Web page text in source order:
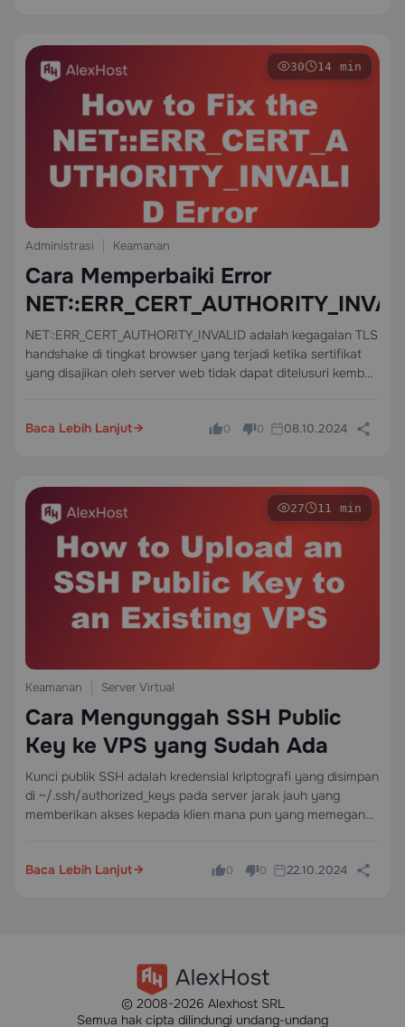
30 14 min
Administrasi Keamanan
Cara Memperbaiki Error
NET::ERR_CERT_AUTHORITY_INVALID adalah kegagalan TLS
handshake di tingkat browser yang terjadi ketika sertifikat
yang disajikan oleh server web tidak dapat ditelusuri kembali
sebelum data apa pun…
Baca Lebih Lanjut 0 0 08.10.2024
27 11 min
Keamanan Server Virtual
Cara Mengunggah SSH Public
Key ke VPS yang Sudah Ada
Kunci publik SSH adalah kredensial kriptografi yang disimpan
di ~/.ssh/authorized_keys pada server jarak jauh yang
memberikan akses kepada klien mana pun yang memegang
Baca Lebih Lanjut
0 0 22.10.2024
© 2008-2026 Alexhost SRL
Semua hak cipta dilindungi undang-undang